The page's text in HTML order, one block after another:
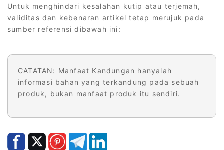
Untuk menghindari kesalahan kutip atau terjemah,
validitas dan kebenaran artikel tetap merujuk pada
sumber referensi dibawah ini:
CATATAN: Manfaat Kandungan hanyalah
informasi bahan yang terkandung pada sebuah
produk, bukan manfaat produk itu sendiri.